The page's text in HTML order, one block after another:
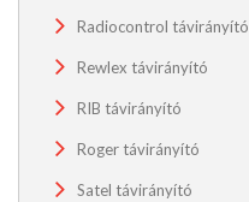
Radiocontrol távirányító
Rewlex távirányító
RIB távirányító
Roger távirányító
Satel távirányító